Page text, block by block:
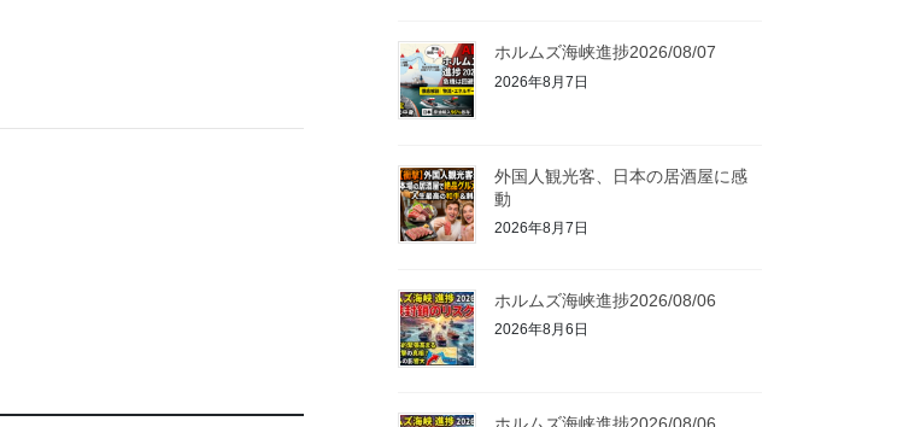
ホルムズ海峡進捗2026/08/07
2026年8月7日
外国人観光客、日本の居酒屋に感
動
2026年8月7日
ホルムズ海峡進捗2026/08/06
2026年8月6日